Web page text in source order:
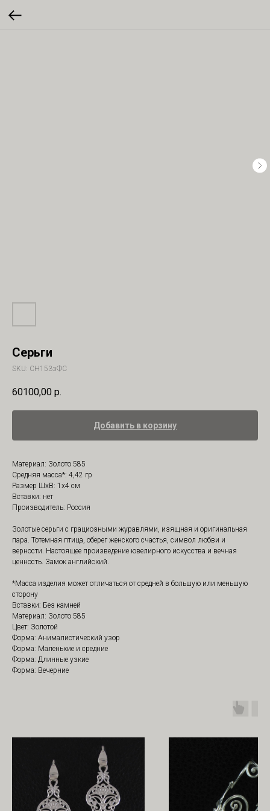
Серьги
SKU: СН153зФС
60100,00 р.
Добавить в корзину
Материал: Золото 585
Средняя масса*: 4,42 гр
Размер ШхВ: 1х4 см
Вставки: нет
Производитель: Россия
Золотые серьги с грациозными журавлями, изящная и оригинальная
пара. Тотемная птица, оберег женского счастья, символ любви и
верности. Настоящее произведение ювелирного искусства и вечная
ценность. Замок английский.
*Масса изделия может отличаться от средней в большую или меньшую
сторону
Вставки: Без камней
Материал: Золото 585
Цвет: Золотой
Форма: Анималистический узор
Форма: Маленькие и средние
Форма: Длинные узкие
Форма: Вечерние